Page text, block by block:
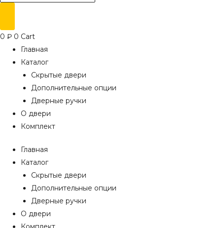
0 ₽ 0 Cart
Главная
Каталог
Скрытые двери
Дополнительные опции
Дверные ручки
О двери
Комплект
Главная
Каталог
Скрытые двери
Дополнительные опции
Дверные ручки
О двери